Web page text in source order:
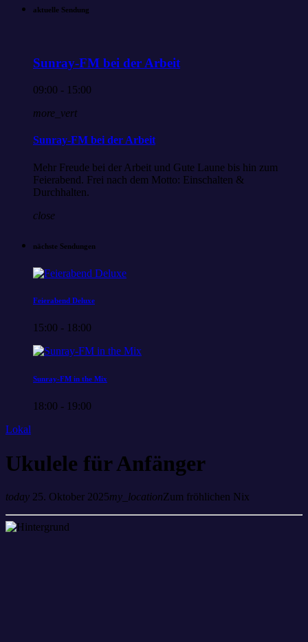
aktuelle Sendung
Sunray-FM bei der Arbeit
09:00 - 15:00
more_vert
Sunray-FM bei der Arbeit
Mehr Freude bei der Arbeit und Gute Laune bis hin zum
Feierabend. Frei nach dem Motto: Einschalten &
Durchhalten.
close
nächste Sendungen
Feierabend Deluxe
15:00 - 18:00
Sunray-FM in the Mix
18:00 - 19:00
Lokal
Ukulele für Anfänger
today 25. Oktober 2025my_locationZum fröhlichen Nix